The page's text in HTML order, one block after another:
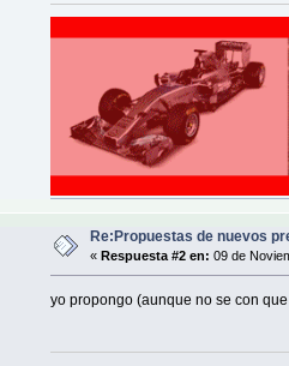
Re:Propuestas de nuevos
« Respuesta #2 en: 09 de
yo propongo (aunque no se con